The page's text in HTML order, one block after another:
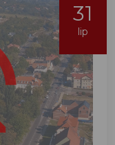
31
lip